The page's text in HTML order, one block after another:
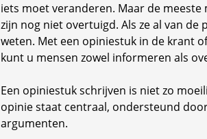
iets moet veranderen. Maar de meeste
zijn nog niet overtuigd. Als ze al van de
weten. Met een opiniestuk in de krant
kunt u mensen zowel informeren als
Een opiniestuk schrijven is niet zo
opinie staat centraal, ondersteund
argumenten.